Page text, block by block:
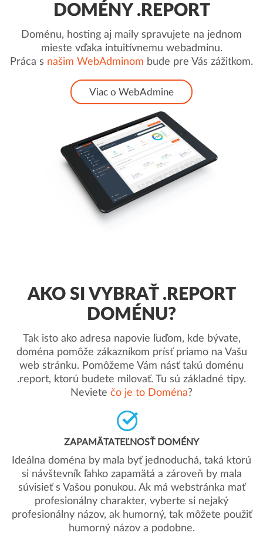
DOMÉNY .REPORT
Doménu, hosting aj maily spravujete na jednom
mieste vďaka intuitívnemu webadminu.
Práca s našim WebAdminom bude pre Vás zážitkom.
Viac o WebAdmine
AKO SI VYBRAŤ .REPORT
DOMÉNU?
Tak isto ako adresa napovie ľuďom, kde bývate,
doména pomôže zákazníkom prísť priamo na Vašu
web stránku. Pomôžeme Vám násť takú doménu
.report, ktorú budete milovať. Tu sú základné tipy.
Neviete čo je to Doména?
ZAPAMÄTATEĽNOSŤ DOMÉNY
Ideálna doména by mala byť jednoduchá, taká ktorú
si návštevník ľahko zapamätá a zároveň by mala
súvisieť s Vašou ponukou. Ak má webstránka mať
profesionálny charakter, vyberte si nejaký
profesionálny názov, ak humorný, tak môžete použiť
humorný názov a podobne.